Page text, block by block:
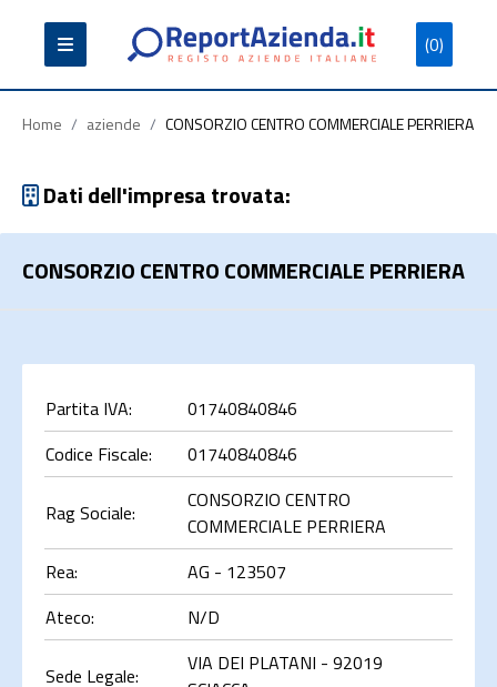
(0)
Partita
Iva
Codice
Fiscale
Ragione
Sociale
Cerca
Home / aziende / CONSORZIO CENTRO COMMERCIALE PERRIERA
Dati dell'impresa trovata:
CONSORZIO CENTRO COMMERCIALE PERRIERA
Partita IVA:
01740840846
Codice Fiscale:
01740840846
Rag Sociale:
CONSORZIO CENTRO
COMMERCIALE PERRIERA
Rea:
AG - 123507
Ateco:
N/D
Sede Legale:
VIA DEI PLATANI - 92019